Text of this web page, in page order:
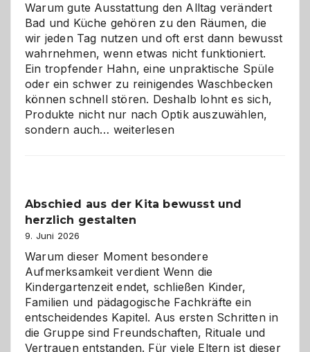
Warum gute Ausstattung den Alltag verändert
Bad und Küche gehören zu den Räumen, die
wir jeden Tag nutzen und oft erst dann bewusst
wahrnehmen, wenn etwas nicht funktioniert.
Ein tropfender Hahn, eine unpraktische Spüle
oder ein schwer zu reinigendes Waschbecken
können schnell stören. Deshalb lohnt es sich,
Produkte nicht nur nach Optik auszuwählen,
sondern auch… Bad
verstehen
weiterlesen
Abschied aus der Kita bewusst und
herzlich gestalten
9. Juni 2026
Warum dieser Moment besondere
Aufmerksamkeit verdient Wenn die
Kindergartenzeit endet, schließen Kinder,
Familien und pädagogische Fachkräfte ein
entscheidendes Kapitel. Aus ersten Schritten in
die Gruppe sind Freundschaften, Rituale und
Vertrauen entstanden. Für viele Eltern ist dieser